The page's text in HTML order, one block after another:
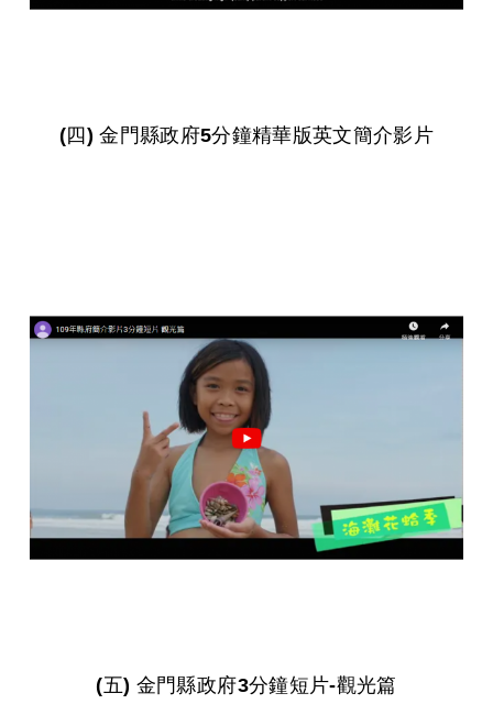
(四) 金門縣政府5分鐘精華版英文簡介影片
(五) 金門縣政府3分鐘短片-觀光篇